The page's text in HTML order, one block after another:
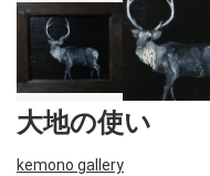
大地の使い
kemono gallery